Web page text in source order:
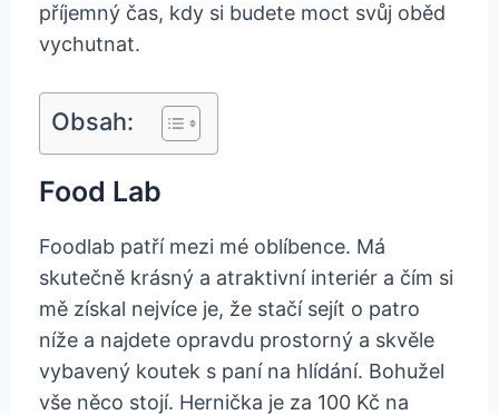
příjemný čas, kdy si budete moct svůj oběd
vychutnat.
Obsah:
Food Lab
Foodlab patří mezi mé oblíbence. Má
skutečně krásný a atraktivní interiér a čím si
mě získal nejvíce je, že stačí sejít o patro
níže a najdete opravdu prostorný a skvěle
vybavený koutek s paní na hlídání. Bohužel
vše něco stojí. Hernička je za 100 Kč na